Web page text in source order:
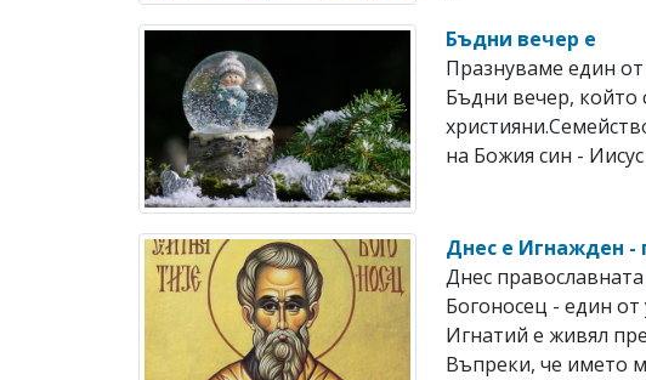
Бъдни вечер е
Празнуваме един
Бъдни вечер, който
на Божия син - Иисус
Днес е Игнажден -
Днес
Богоносец - един
Игнатий е живял
Въпреки, че името